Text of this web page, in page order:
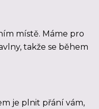
místě. Máme pro
takže se během
je plnit přání vám,